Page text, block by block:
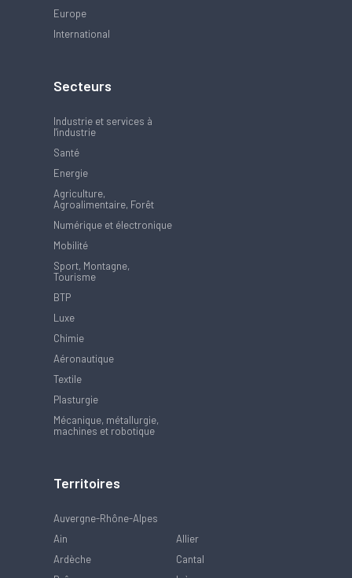
Europe
International
Secteurs
Industrie et services à
l'industrie
Santé
Energie
Agriculture,
Agroalimentaire, Forêt
Numérique et électronique
Mobilité
Sport, Montagne,
Tourisme
BTP
Luxe
Chimie
Aéronautique
Textile
Plasturgie
Mécanique, métallurgie,
machines et robotique
Territoires
Auvergne-Rhône-Alpes
Ain
Allier
Ardèche
Cantal